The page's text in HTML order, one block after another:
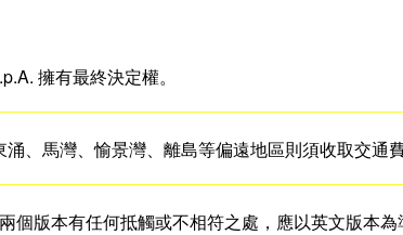
擁有最終決定權。
、馬灣、愉景灣、離島等偏遠地區則須收取交通費
版本有任何抵觸或不相符之處，應以英文版本為